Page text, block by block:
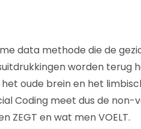
data methode die de
worden terug
oude brein en het
Coding meet dus de
ZEGT en wat men VOELT.